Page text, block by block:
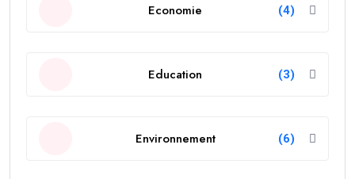
Economie (4)
Education (3)
Environnement (6)